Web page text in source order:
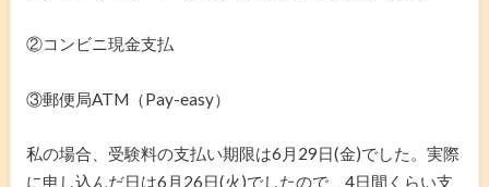
②コンビニ現金支払
③郵便局ATM（Pay-easy）
私の場合、受験料の支払い期限は6月29日(金)でした。実際
に申し込んだ日は6月26日(火)でしたので、4日間くらい支